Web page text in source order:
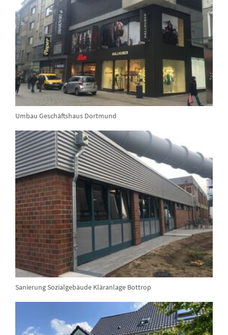
Umbau Geschäftshaus Dortmund
Sanierung Sozialgebäude Kläranlage Bottrop